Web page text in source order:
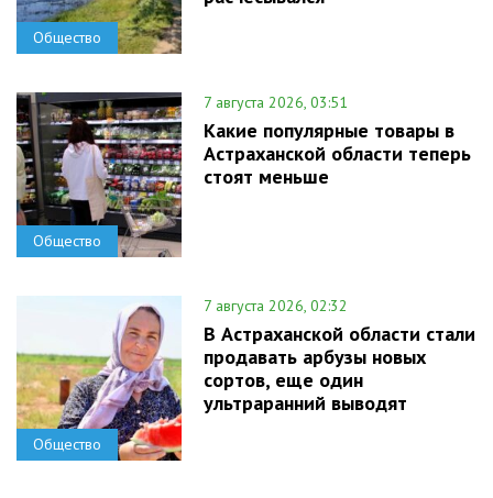
Общество
Общество
7 августа 2026, 03:51
Какие популярные товары в
Астраханской области теперь
стоят меньше
Общество
7 августа 2026, 02:32
В Астраханской области стали
продавать арбузы новых
сортов, еще один
ультраранний выводят